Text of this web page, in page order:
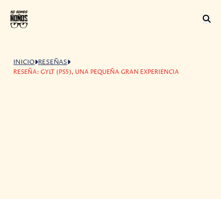
INICIO RESEÑAS
RESEÑA: GYLT (PS5), UNA PEQUEÑA GRAN EXPERIENCIA